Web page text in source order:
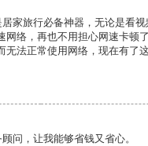
家旅行必备神器，无论是看
网络，再也不用担心网速卡顿
无法正常使用网络，现在有了
问，让我能够省钱又省心。